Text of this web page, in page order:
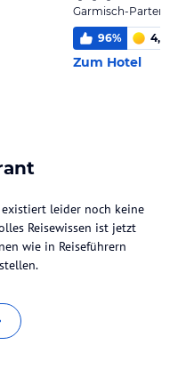
Garmisch-
96% 4,9
Zum Hotel
existiert leider noch keine
Reisewissen ist jetzt
wie in Reiseführern